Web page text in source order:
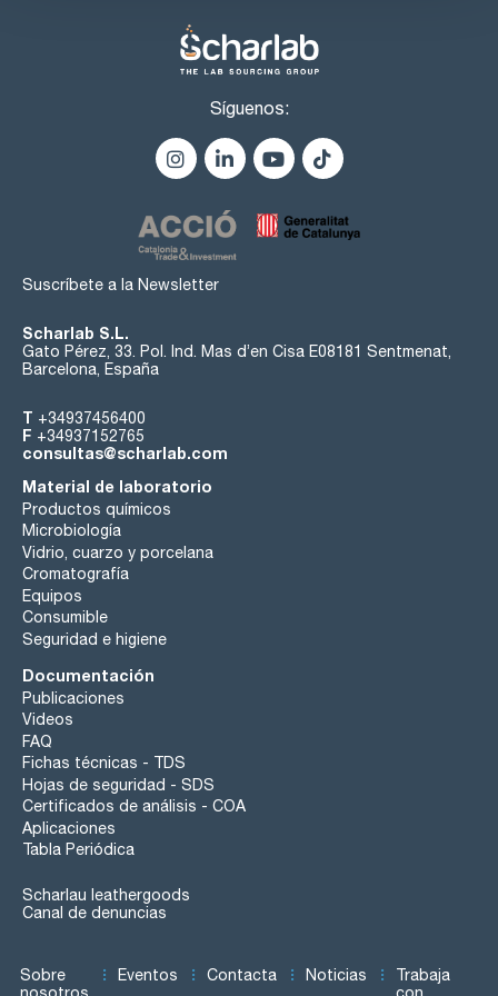
cono NS29/32 (00A0000145), soporte para bloque
VA00000529 (VA00000532), condensador de aire con cono
esmerilado (0A00001041), funda de PTFE para conos 29/32
(043-111042) y campana antisalpicaduras (0A00001045).
Hay una amplia gama de bloques de aluminio intercambiables
Síguenos:
Suscríbete a la Newsletter
Scharlab S.L.
Gato Pérez, 33. Pol. Ind. Mas d’en Cisa E08181 Sentmenat,
Barcelona, España
T +34937456400
F +34937152765
consultas@scharlab.com
Material de laboratorio
Productos químicos
Microbiología
Vidrio, cuarzo y porcelana
Cromatografía
Equipos
Consumible
Seguridad e higiene
Documentación
Publicaciones
Videos
FAQ
Fichas técnicas - TDS
Hojas de seguridad - SDS
Certificados de análisis - COA
Aplicaciones
Tabla Periódica
Scharlau leathergoods
Canal de denuncias
Sobre
Eventos Contacta Noticias
Trabaja